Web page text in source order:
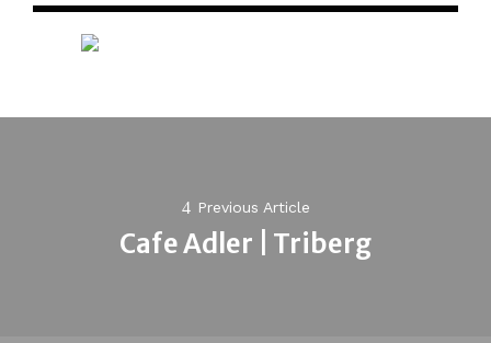
Previous Article
Previous
Cafe Adler | Triberg